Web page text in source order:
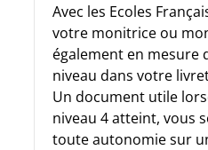
Avec les Ecoles
votre monitrice ou
également en mesure
niveau dans votre
Un document utile
niveau 4 atteint, vous
toute autonomie sur